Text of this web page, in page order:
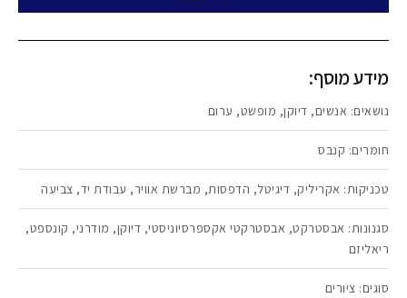
מידע מוסף:
נושאים: אנשים, דיוקן, מופשט, ערום
חומרים: קנבס
טכניקות: אקריליק, דיגיטל, הדפסות, מברשת אוויר, עבודת יד, צביעה
סגנונות: אבסטרקט, אבסטרקטי אקספרסיוניסטי, דיוקן, מודרני, קונספט,
ריאליזם
סוגים: ציורים